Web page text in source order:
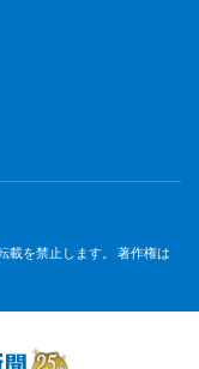
載を禁止します。 著作権は